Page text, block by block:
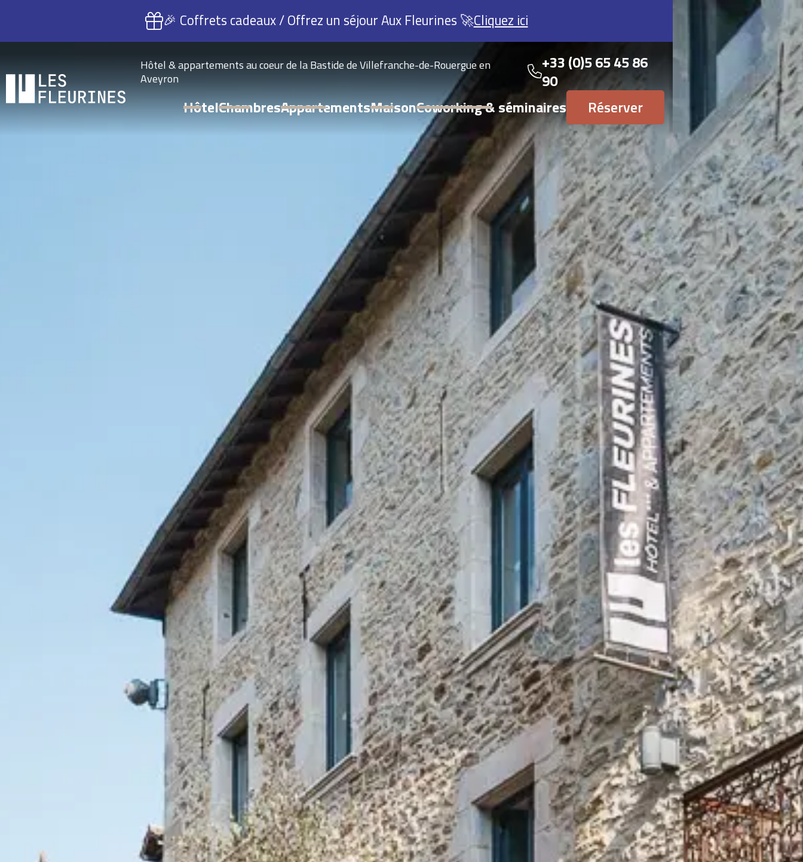
🎉 Coffrets cadeaux / Offrez un séjour Aux Fleurines 🚀Cliquez ici
Hôtel & appartements au coeur de la Bastide de Villefranche-de-Rouergue en
Aveyron
+33 (0)5 65 45 86
90
HôtelChambresAppartementsMaisonCoworking & séminaires Réserver